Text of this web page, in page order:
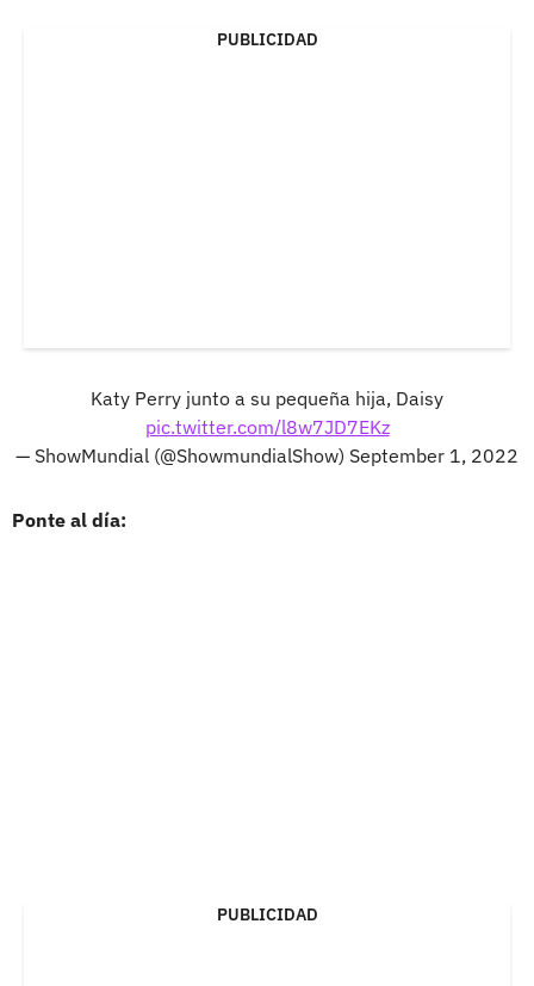
PUBLICIDAD
Katy Perry junto a su pequeña hija, Daisy
pic.twitter.com/l8w7JD7EKz
— ShowMundial (@ShowmundialShow) September 1, 2022
Ponte al día:
PUBLICIDAD